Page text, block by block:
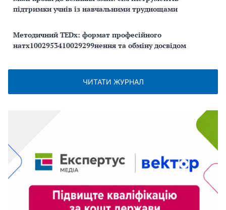
підтримки учнів із навчальними труднощами
Методичний TEDx: формат професійного
натх1002953410029299нення та обміну досвідом
ЧИТАТИ ЖУРНАЛ